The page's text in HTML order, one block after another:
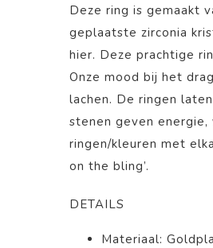
Deze ring is gemaakt
geplaatste zirconia
hier. Deze prachtige
Onze mood bij het
lachen. De ringen
stenen geven
ringen/kleuren met
on the bling’.
DETAILS
Materiaal: